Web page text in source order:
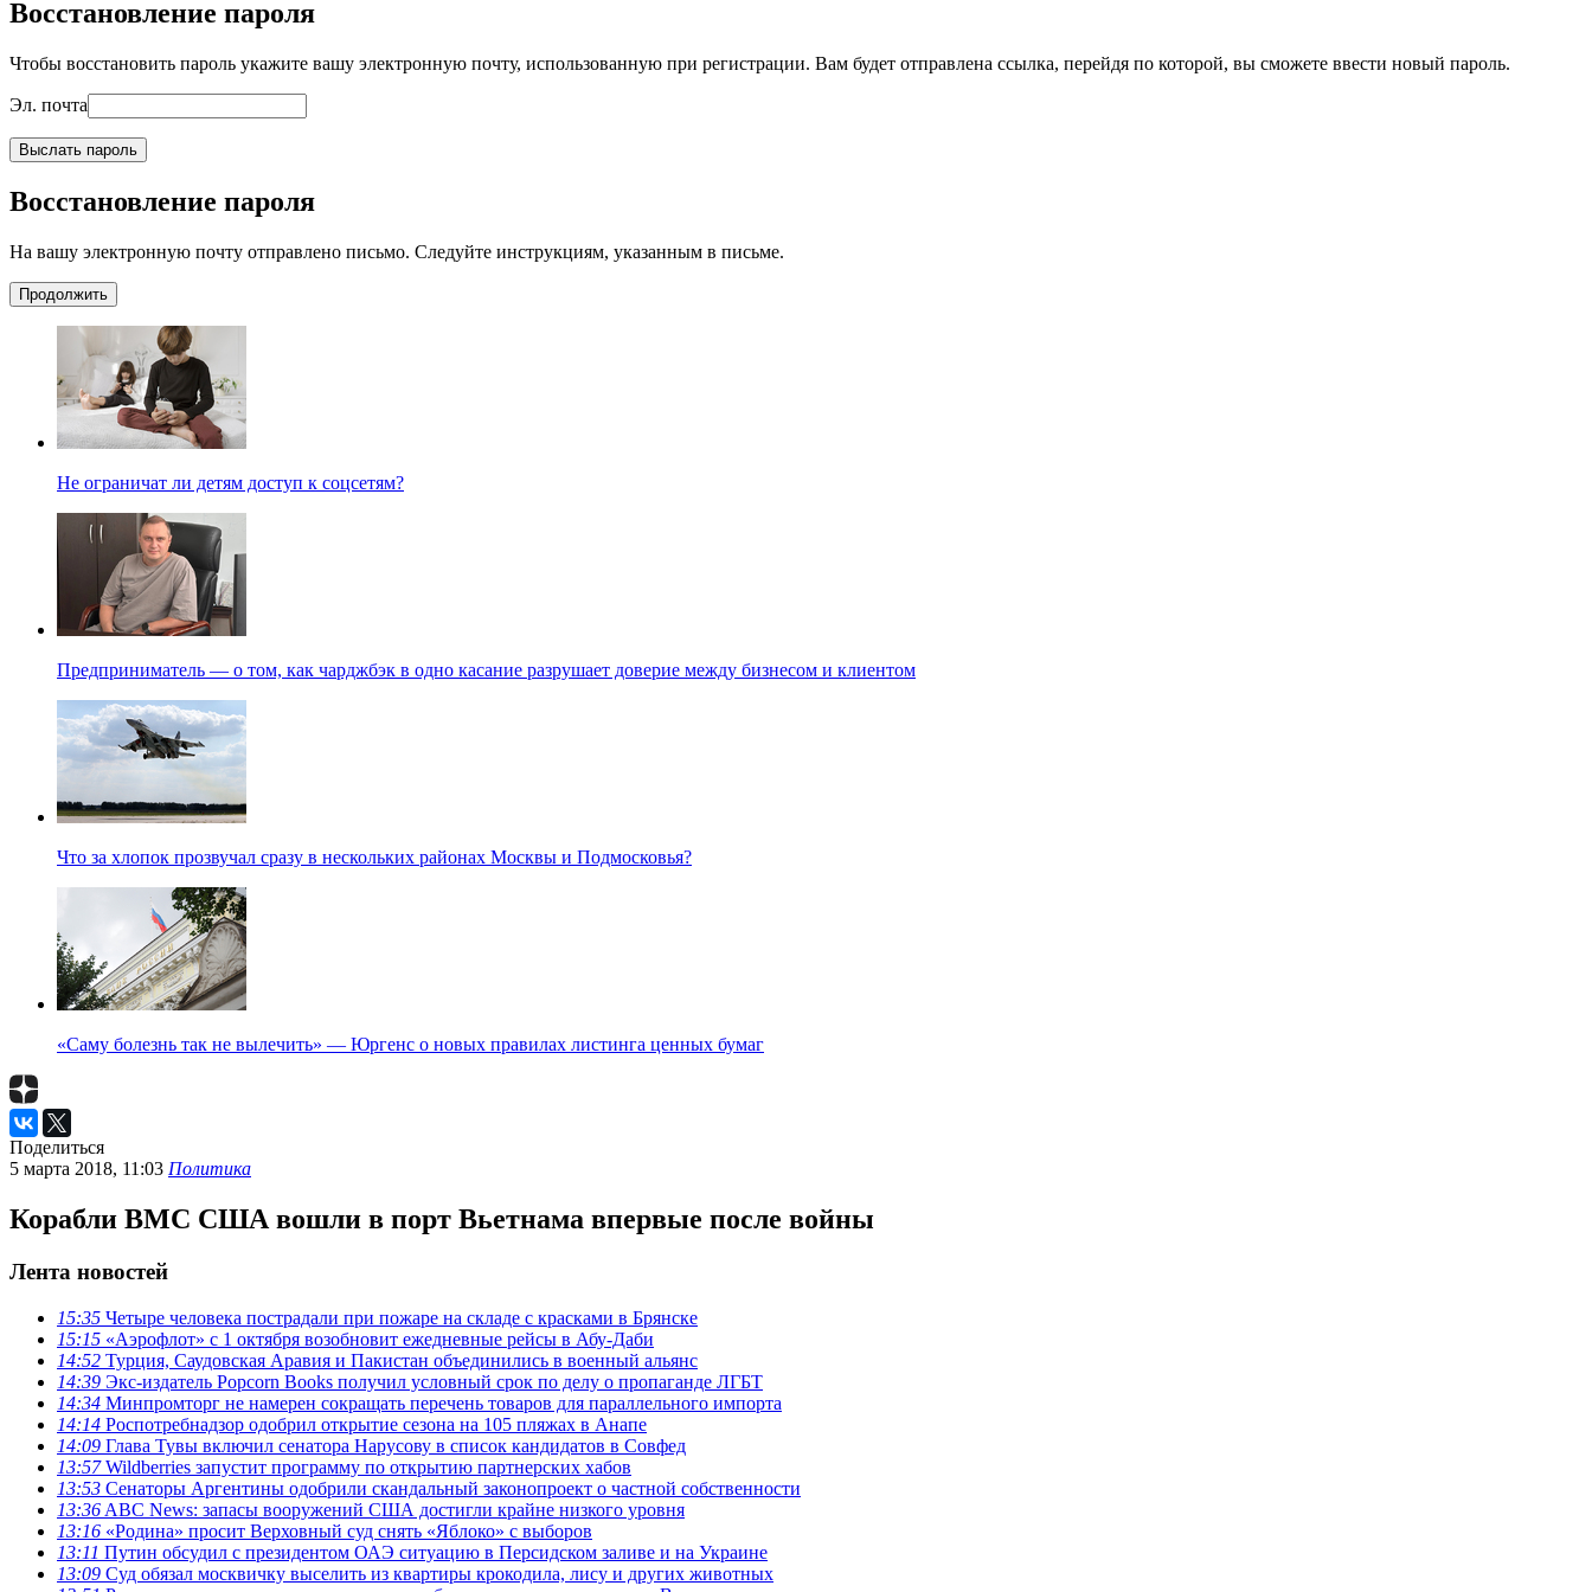
Восстановление пароля
Чтобы восстановить пароль укажите вашу электронную почту, использованную при регистрации. Вам будет отправлена ссылка, перейдя по которой, вы сможете ввести новый пароль.
Эл. почта
Выслать пароль
Восстановление пароля
На вашу электронную почту отправлено письмо. Следуйте инструкциям, указанным в письме.
Продолжить
Не ограничат ли детям доступ к соцсетям?
Предприниматель — о том, как чарджбэк в одно касание разрушает доверие между бизнесом и клиентом
Что за хлопок прозвучал сразу в нескольких районах Москвы и Подмосковья?
«Саму болезнь так не вылечить» — Юргенс о новых правилах листинга ценных бумаг
Поделиться
5 марта 2018, 11:03 Политика
Корабли ВМС США вошли в порт Вьетнама впервые после войны
Лента новостей
15:35 Четыре человека пострадали при пожаре на складе с красками в Брянске
15:15 «Аэрофлот» с 1 октября возобновит ежедневные рейсы в Абу-Даби
14:52 Турция, Саудовская Аравия и Пакистан объединились в военный альянс
14:39 Экс-издатель Popcorn Books получил условный срок по делу о пропаганде ЛГБТ
14:34 Минпромторг не намерен сокращать перечень товаров для параллельного импорта
14:14 Роспотребнадзор одобрил открытие сезона на 105 пляжах в Анапе
14:09 Глава Тувы включил сенатора Нарусову в список кандидатов в Совфед
13:57Wildberries запустит программу по открытию партнерских хабов
13:53 Сенаторы Аргентины одобрили скандальный законопроект о частной собственности
13:36 ABC News: запасы вооружений США достигли крайне низкого уровня
13:16 «Родина» просит Верховный суд снять «Яблоко» с выборов
13:11 Путин обсудил с президентом ОАЭ ситуацию в Персидском заливе и на Украине
13:09 Суд обязал москвичку выселить из квартиры крокодила, лису и других животных